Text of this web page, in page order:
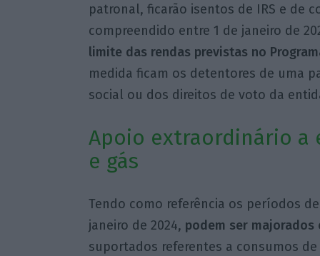
patronal, ficarão isentos de IRS e de
compreendido entre 1 de janeiro de
limite das rendas previstas no
medida ficam os detentores de uma
social ou dos direitos de voto da
Apoio extraordinário a
e gás
Tendo como referência os períodos
janeiro de 2024, podem ser majorados
suportados referentes a consumos